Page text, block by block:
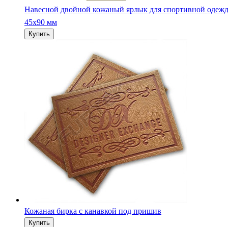
Навесной двойной кожаный ярлык для спортивной
45х90 мм
Кожаная бирка с канавкой под пришив